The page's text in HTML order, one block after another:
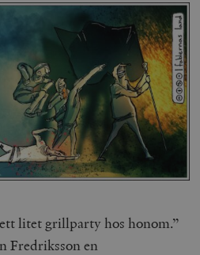
litet grillparty hos honom.”
Fredriksson en